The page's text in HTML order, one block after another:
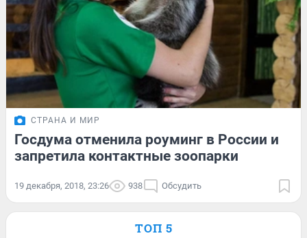
СТРАНА И МИР
Госдума отменила роуминг в России и
запретила контактные зоопарки
19 декабря, 2018, 23:26 938 Обсудить
ТОП 5